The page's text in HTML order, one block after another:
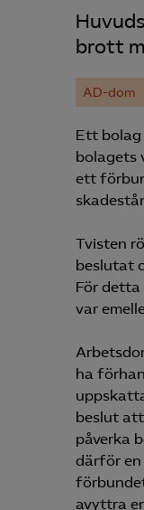
brott
AD-dom
Ett bolag
bolagets
ett
Tvisten
beslutat
För
var
ha
beslut
påverka
därför
avyttra